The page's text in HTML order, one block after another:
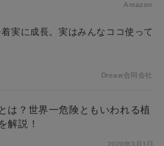
Amazon
実に成長。実はみんなココ使って
Dreaw合同会社
は？世界一危険ともいわれる植
解説！
2020年3月1日